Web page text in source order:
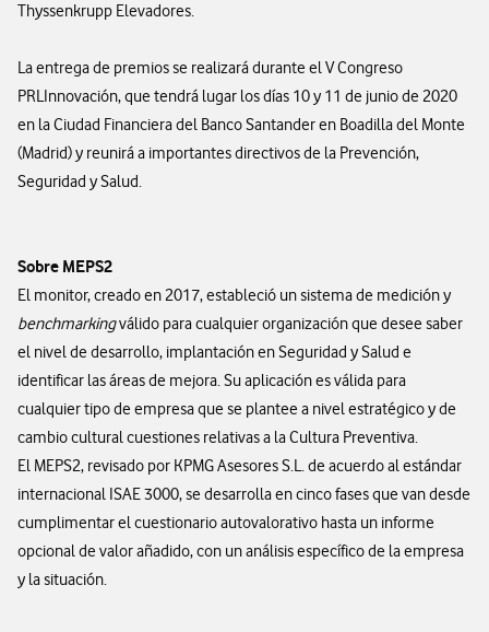
Thyssenkrupp Elevadores.
La entrega de premios se realizará durante el V Congreso
PRLInnovación, que tendrá lugar los días 10 y 11 de junio de 2020
en la Ciudad Financiera del Banco Santander en Boadilla del Monte
(Madrid) y reunirá a importantes directivos de la Prevención,
Seguridad y Salud.
Sobre MEPS2
El monitor, creado en 2017, estableció un sistema de medición y
benchmarkingválido para cualquier organización que desee saber
el nivel de desarrollo, implantación en Seguridad y Salud e
identificar las áreas de mejora. Su aplicación es válida para
cualquier tipo de empresa que se plantee a nivel estratégico y de
cambio cultural cuestiones relativas a la Cultura Preventiva.
El MEPS2, revisado por KPMG Asesores S.L. de acuerdo al estándar
internacional ISAE 3000, se desarrolla en cinco fases que van desde
cumplimentar el cuestionario autovalorativo hasta un informe
opcional de valor añadido, con un análisis específico de la empresa
y la situación.